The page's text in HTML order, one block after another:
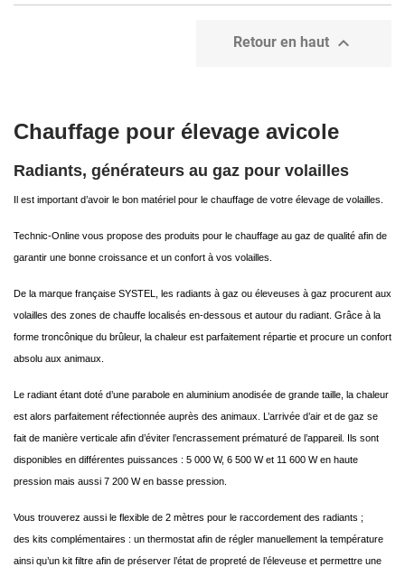
Retour en haut 
Chauffage pour élevage avicole
Radiants, générateurs au gaz pour volailles
Il est important d’avoir le bon matériel pour le chauffage de votre élevage de volailles.
Technic-Online vous propose des produits pour le chauffage au gaz de qualité afin de
garantir une bonne croissance et un confort à vos volailles.
De la marque française SYSTEL, les radiants à gaz ou éleveuses à gaz procurent aux
volailles des zones de chauffe localisés en-dessous et autour du radiant. Grâce à la
forme troncônique du brûleur, la chaleur est parfaitement répartie et procure un confort
absolu aux animaux.
Le radiant étant doté d’une parabole en aluminium anodisée de grande taille, la chaleur
est alors parfaitement réfectionnée auprès des animaux. L’arrivée d’air et de gaz se
fait de manière verticale afin d’éviter l’encrassement prématuré de l’appareil. Ils sont
disponibles en différentes puissances : 5 000 W, 6 500 W et 11 600 W en haute
pression mais aussi 7 200 W en basse pression.
Vous trouverez aussi le flexible de 2 mètres pour le raccordement des radiants ;
des kits complémentaires : un thermostat afin de régler manuellement la température
ainsi qu’un kit filtre afin de préserver l’état de propreté de l’éleveuse et permettre une